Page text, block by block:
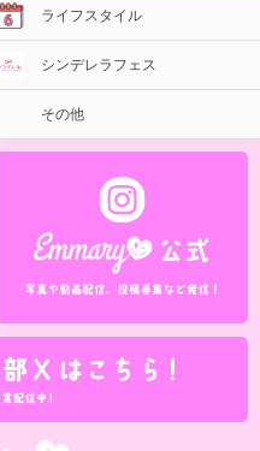
ライフスタイル
シンデレラフェス
その他